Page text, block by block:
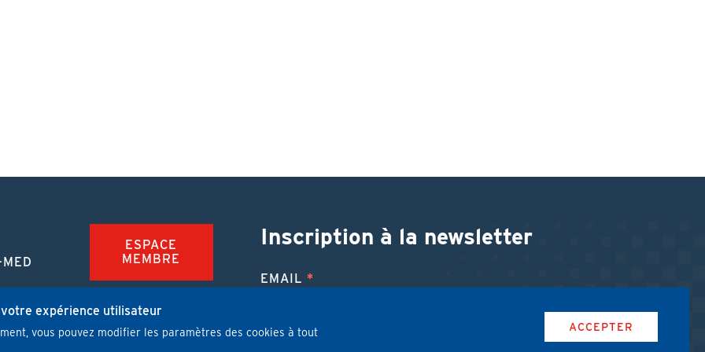
ESPACE
MEMBRE
FAQ
JOBS
Inscription à la newsletter
EMAIL
expérience utilisateur
vous pouvez modifier les paramètres des cookies à tout
ACCEPTER